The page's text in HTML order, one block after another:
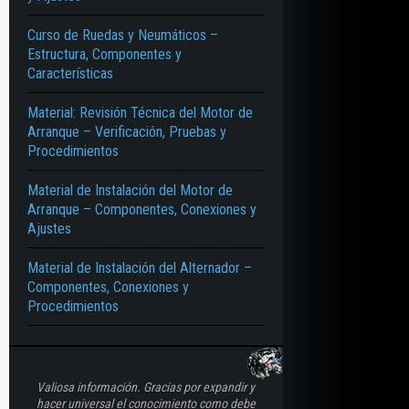
Curso de Ruedas y Neumáticos –
Estructura, Componentes y
Características
Material: Revisión Técnica del Motor de
Arranque – Verificación, Pruebas y
Procedimientos
Material de Instalación del Motor de
Arranque – Componentes, Conexiones y
Ajustes
Material de Instalación del Alternador –
Componentes, Conexiones y
Procedimientos
Valiosa información. Gracias por expandir y
hacer universal el conocimiento como debe